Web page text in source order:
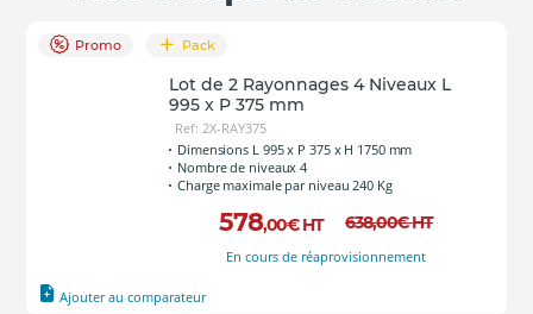
Promo Pack
Lot de 2 Rayonnages 4 Niveaux L
995 x P 375 mm
Ref: 2X-RAY375
Dimensions L 995 x P 375 x H 1750 mm
Nombre de niveaux 4
Charge maximale par niveau 240 Kg
578,00€ HT 638,00€HT
En cours de réaprovisionnement
Ajouter au comparateur